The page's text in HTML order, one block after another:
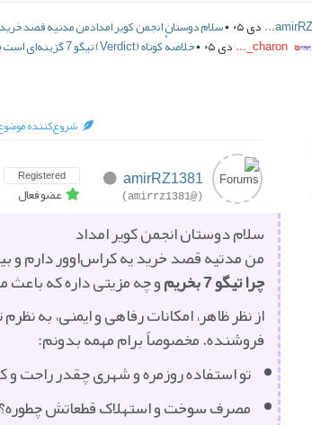
دی ۰۵ • سلام دوستان انجمن کویر امدادمن مدتیه قصد
charon_... دی ۰۵ • خلاصهٔ کوتاه (Verdict) تیگو 7 گزینه‌ای است قابل‌تأمل در بازهٔ قیمتی ک...
شروع‌کننده
amirRZ1381
(@amirrz1381)
Registered
عضو فعال
سلام دوستان انجمن کویر امداد
من مدتیه قصد خرید یه کراس‌اوور دارم و
چرا تیگو 7 بخریم
و چه مزیتی داره که
فروشنده. مخصوصاً برام مهمه بدونم:
تو استفاده روزمره و شهری چقدر راحت
مصرف سوخت و استهلاک قطعاتش چطوره؟